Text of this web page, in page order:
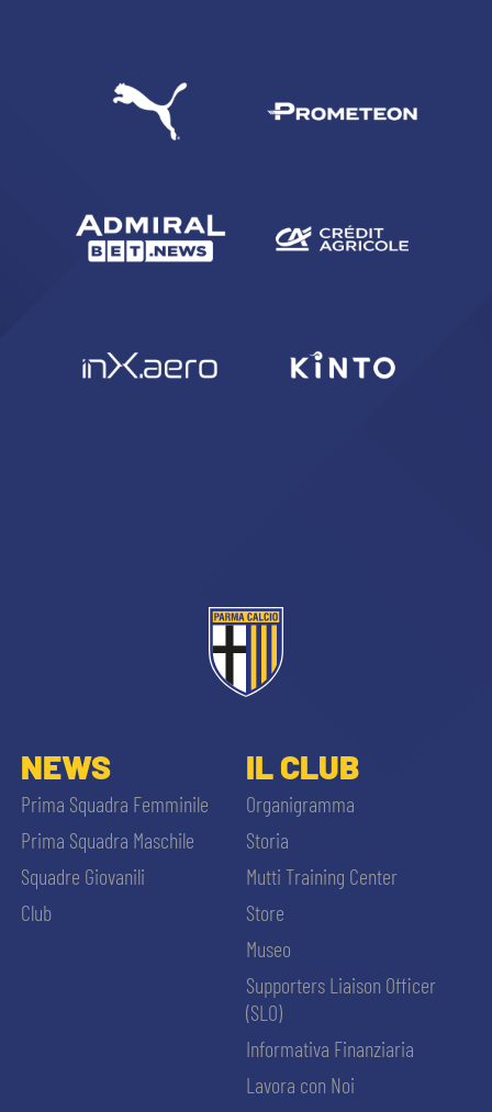
NEWS
Prima Squadra Femminile
Prima Squadra Maschile
Squadre Giovanili
Club
IL CLUB
Organigramma
Storia
Mutti Training Center
Store
Museo
Supporters Liaison Officer
(SLO)
Informativa Finanziaria
Lavora con Noi
ACCETTA E SALVA